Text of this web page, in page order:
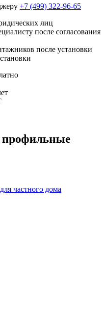
+7 (499) 322-96-65
лиц
после согласования
после установки
частного дома